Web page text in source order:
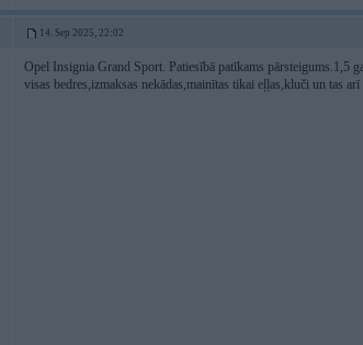
14. Sep 2025, 22:02
Opel Insignia Grand Sport. Patiesībā patīkams pārsteigums.1,5
visas bedres,izmaksas nekādas,mainītas tikai eļļas,kluči un tas arī